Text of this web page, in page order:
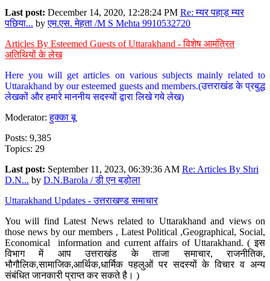
Last post: December 14, 2020, 12:28:24 PM Re: म्यर पहाड़ म्यर
पछिया... byएम.एस. मेहता /M S Mehta 9910532720
Articles By Esteemed Guests of Uttarakhand - विशेष आमंत्रित
अतिथियों के लेख
Here you will get articles on various subjects mainly related to
Uttarakhand by our esteemed guests and members.(उत्तराखंड के प्रबुद्ध
लेखकों और हमारे माननीय सदस्यों द्वारा लिखे गये लेख)
Moderator:हुक्का बू
Posts: 9,385
Topics: 29
Last post: September 11, 2023, 06:39:36 AM Re: Articles By Shri
D.N... by D.N.Barola / डी एन बड़ोला
Uttarakhand Updates - उत्तराखण्ड समाचार
You will find Latest News related to Uttarakhand and views on
those news by our members , Latest Political ,Geographical, Social,
Economical information and current affairs of Uttarakhand. ( इस
विभाग में आप उत्तराखंड के ताजा समाचार, राजनीतिक,
भौगौलिक,सामाजिक,आर्थिक,धार्मिक पहलुओं पर सदस्यों के विचार व अन्य
संबंधित जानकारी प्राप्त कर सकते है। )